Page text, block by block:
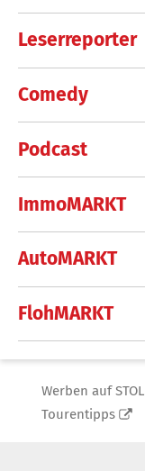
Leserreporter
Comedy
Podcast
ImmoMARKT
AutoMARKT
FlohMARKT
Werben auf STOL
Tourentipps